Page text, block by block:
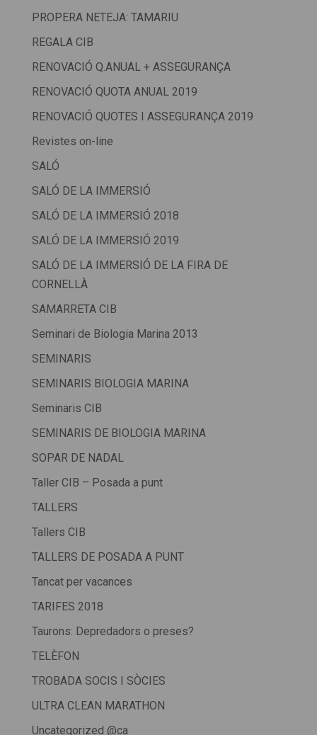
PROPERA NETEJA: TAMARIU
REGALA CIB
RENOVACIÓ Q.ANUAL + ASSEGURANÇA
RENOVACIÓ QUOTA ANUAL 2019
RENOVACIÓ QUOTES I ASSEGURANÇA 2019
Revistes on-line
SALÓ
SALÓ DE LA IMMERSIÓ
SALÓ DE LA IMMERSIÓ 2018
SALÓ DE LA IMMERSIÓ 2019
SALÓ DE LA IMMERSIÓ DE LA FIRA DE
CORNELLÀ
SAMARRETA CIB
Seminari de Biologia Marina 2013
SEMINARIS
SEMINARIS BIOLOGIA MARINA
Seminaris CIB
SEMINARIS DE BIOLOGIA MARINA
SOPAR DE NADAL
Taller CIB – Posada a punt
TALLERS
Tallers CIB
TALLERS DE POSADA A PUNT
Tancat per vacances
TARIFES 2018
Taurons: Depredadors o preses?
TELÈFON
TROBADA SOCIS I SÒCIES
ULTRA CLEAN MARATHON
Uncategorized @ca